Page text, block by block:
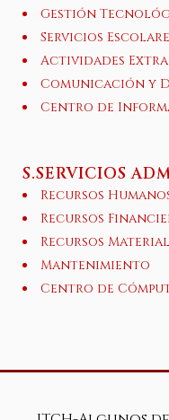
Gestión
Servicios
Actividades
Comunicación y
Centro de
S.SERVICIOS
Recursos
Recursos
Recursos
Mantenimiento
Centro de